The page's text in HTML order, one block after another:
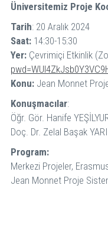
Üniversitemiz Proje
Tarih: 20 Aralık 2024
Saat:14:30-15:30
Yer:Çevrimiçi Etkinlik
Konu:Jean Monnet
Konuşmacılar:
Öğr. Gör. Hanife
Doç. Dr. Zelal Başak
Program:
Merkezi Projeler,
Jean Monnet Proje